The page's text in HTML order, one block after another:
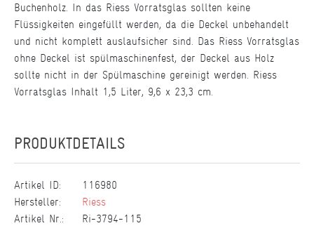
Buchenholz. In das Riess Vorratsglas sollten keine
Flüssigkeiten eingefüllt werden, da die Deckel unbehandelt
und nicht komplett auslaufsicher sind. Das Riess Vorratsglas
ohne Deckel ist spülmaschinenfest, der Deckel aus Holz
sollte nicht in der Spülmaschine gereinigt werden. Riess
Vorratsglas Inhalt 1,5 Liter, 9,6 x 23,3 cm.
PRODUKTDETAILS
Artikel ID:
116980
Hersteller:
Riess
Artikel Nr.:
Ri-3794-115